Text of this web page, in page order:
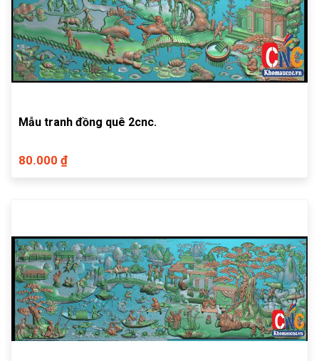
Mẫu tranh đồng quê 2cnc.
80.000 ₫